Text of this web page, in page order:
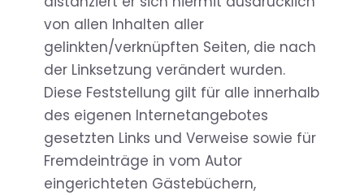
von allen Inhalten aller
gelinkten/verknüpften Seiten, die nach
der Linksetzung verändert wurden.
Diese Feststellung gilt für alle innerhalb
des eigenen Internetangebotes
gesetzten Links und Verweise sowie für
Fremdeinträge in vom Autor
eingerichteten Gästebüchern,